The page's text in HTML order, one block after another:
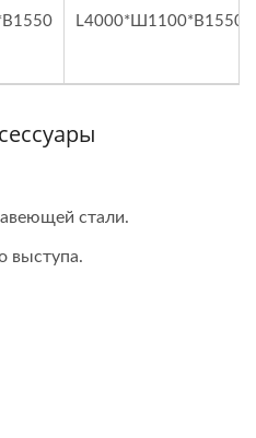
L4000*Ш1100*В1550
стали.
выступа.